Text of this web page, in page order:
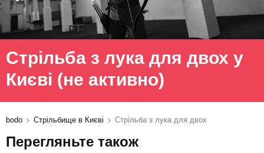
Стрільба з лука для двох у
Києві (не активно)
bodo Стрільбище в Києві Стрільба з лука для двох
Перегляньте також